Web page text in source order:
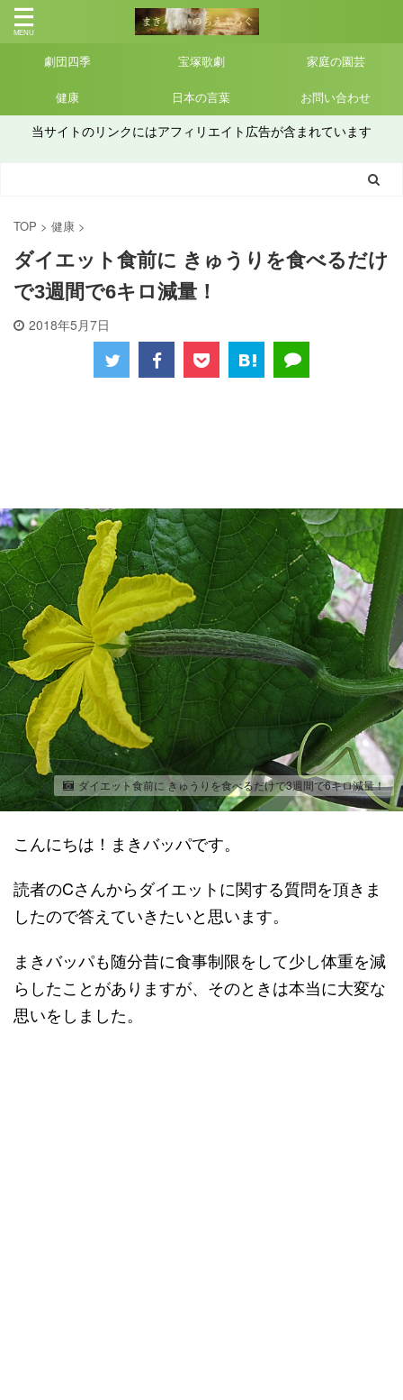
劇団四季 宝塚歌劇 家庭の園芸
健康 日本の言葉 お問い合わせ
当サイトのリンクにはアフィリエイト広告が含まれています
TOP > 健康 >
ダイエット食前に きゅうりを食べるだけ
で3週間で6キロ減量！
2018年5月7日
ダイエット食前に きゅうりを食べるだけで3週間で6キロ減量！
こんにちは！まきバッパです。
読者のCさんからダイエットに関する質問を頂きま
したので答えていきたいと思います。
まきバッパも随分昔に食事制限をして少し体重を減
らしたことがありますが、そのときは本当に大変な
思いをしました。